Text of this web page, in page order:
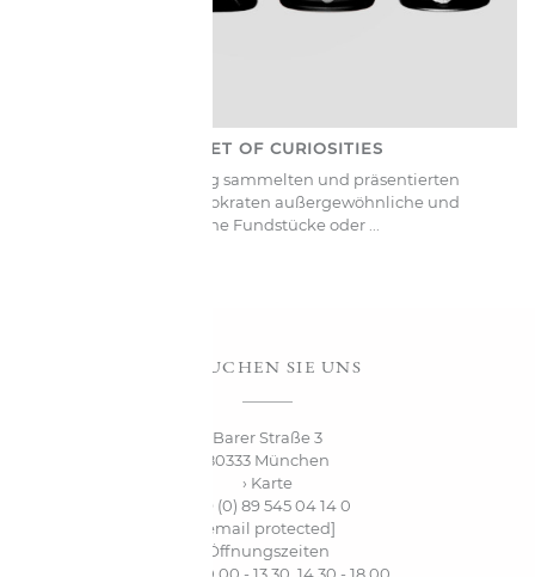
CABINET OF CURIOSITIES
Jahrhundertelang sammelten und präsentierten
europäische Aristokraten außergewöhnliche und
exotische Fundstücke oder ...
BESUCHEN SIE UNS
Barer Straße 3
80333 München
› Karte
+49 (0) 89 545 04 14 0
[email protected]
Öffnungszeiten